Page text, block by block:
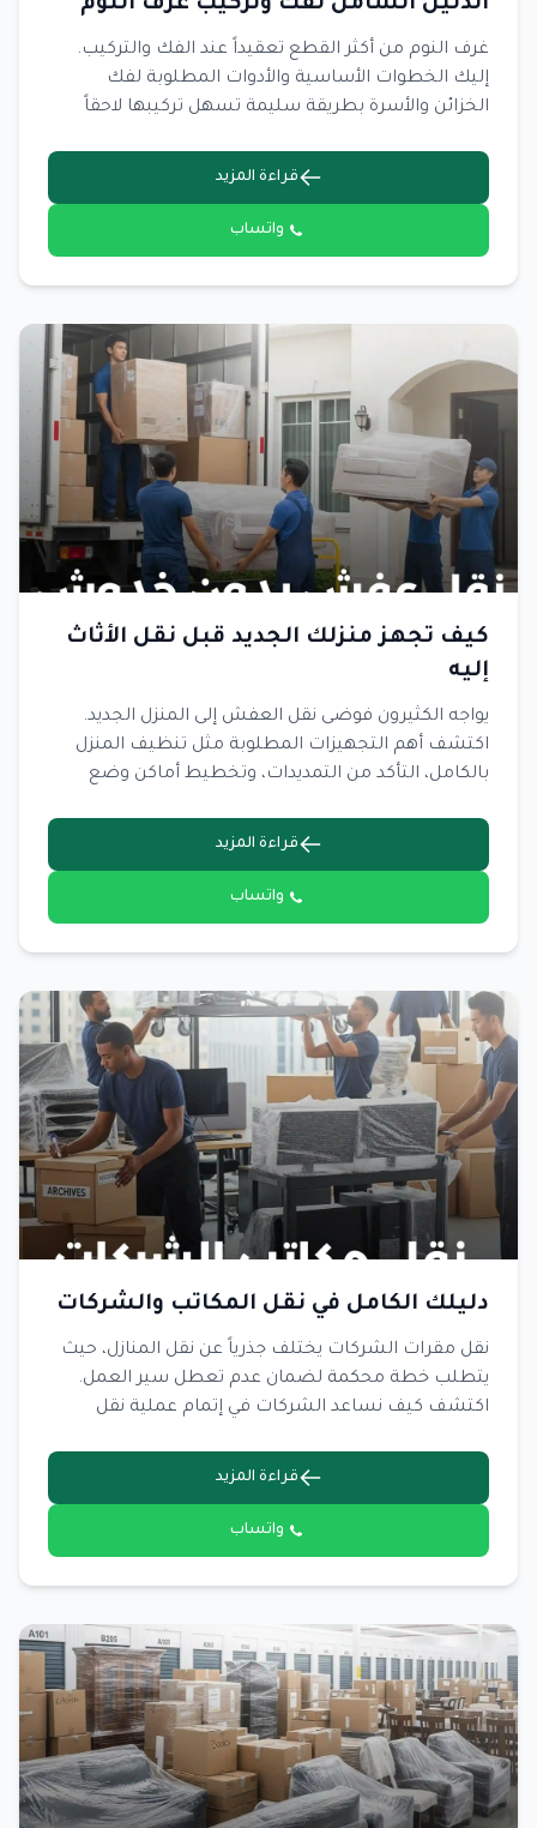
الدليل الشامل لفك وتركيب غرف النوم
غرف النوم من أكثر القطع تعقيداً عند الفك والتركيب.
إليك الخطوات الأساسية والأدوات المطلوبة لفك
الخزائن والأسرة بطريقة سليمة تسهل تركيبها لاحقاً
قراءة المزيد
واتساب
كيف تجهز منزلك الجديد قبل نقل الأثاث
إليه
يواجه الكثيرون فوضى نقل العفش إلى المنزل الجديد.
اكتشف أهم التجهيزات المطلوبة مثل تنظيف المنزل
بالكامل، التأكد من التمديدات، وتخطيط أماكن وضع
قراءة المزيد
واتساب
دليلك الكامل في نقل المكاتب والشركات
نقل مقرات الشركات يختلف جذرياً عن نقل المنازل، حيث
يتطلب خطة محكمة لضمان عدم تعطل سير العمل.
اكتشف كيف نساعد الشركات في إتمام عملية نقل
قراءة المزيد
واتساب